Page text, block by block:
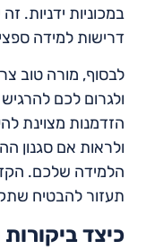
במכוניות ידניות.
דרישות למידה
לבסוף, מורה טוב
ולגרום לכם להרגיש
הזדמנות מצוינת
ולראות אם סגנון
הלמידה שלכם.
תעזור להבטיח
כיצד